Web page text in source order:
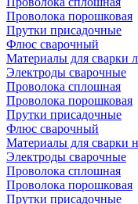
Проволока порошковая
Прутки присадочные
Флюс сварочный
Материалы для сварки
Электроды сварочные
Проволока сплошная
Проволока порошковая
Прутки присадочные
Флюс сварочный
Материалы для сварки
Электроды сварочные
Проволока сплошная
Проволока порошковая
Прутки присадочные